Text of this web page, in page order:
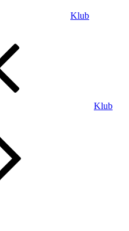
Klub
Klub